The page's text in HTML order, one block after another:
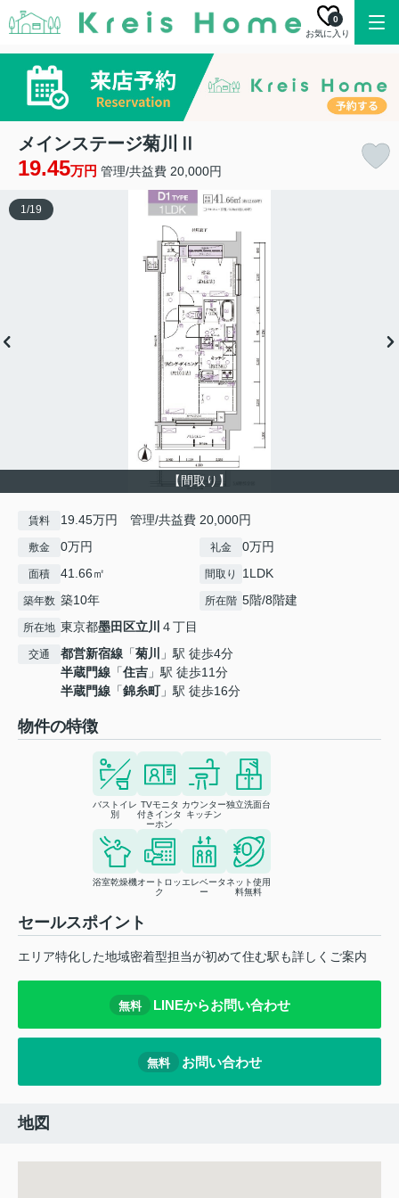
お気に入り
0
メインステージ菊川Ⅱ
19.45万円 管理/共益費 20,000円
【間取り】
1/19
賃料 19.45万円 管理/共益費 20,000円
敷金 0万円 礼金 0万円
面積 41.66㎡ 間取り 1LDK
築年数 築10年 所在階 5階/8階建
所在地 東京都墨田区立川 ４丁目
交通 都営新宿線 「菊川
」駅 徒歩4分
半蔵門線 「住吉 」駅 徒歩11分
半蔵門線 「錦糸町」駅 徒歩16分
物件の特徴
バストイレ
別
TVモニタ
付きインタ
ーホン
カウンター
キッチン
独立洗面台
浴室乾燥機オートロッ
ク
エレベータ
ー
ネット使用
料無料
セールスポイント
エリア特化した地域密着型担当が初めて住む駅も詳しくご案内
無料 LINEからお問い合わせ
無料 お問い合わせ
地図